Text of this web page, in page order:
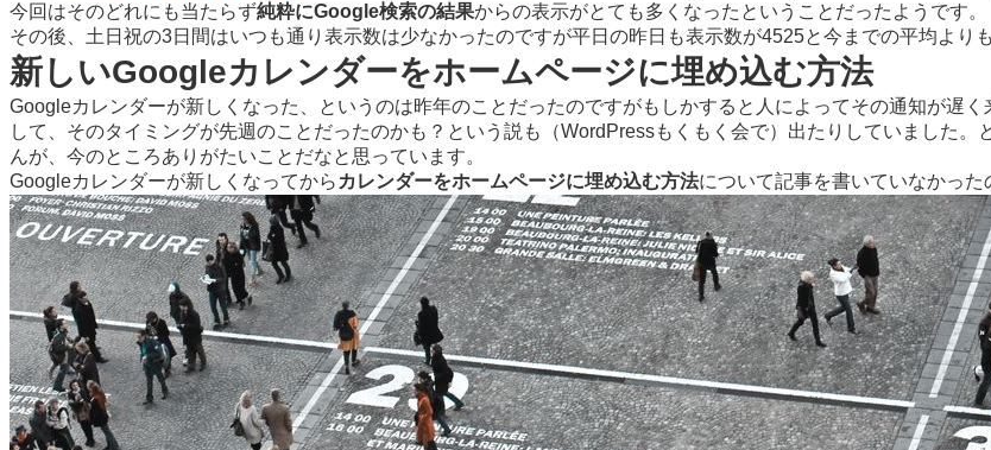
今回はそのどれにも当たらず純粋にGoogle検索の結果からの表示がとても多くなったということだったようです。
その後、土日祝の3日間はいつも通り表示数は少なかったのですが平日の昨日も表示数が4525と今までの平均より
新しいGoogleカレンダーをホームページに埋め込む方法
Googleカレンダーが新しくなった、というのは昨年のことだったのですがもしかすると人によってその通知が遅
して、そのタイミングが先週のことだったのかも？という説も（WordPressもくもく会で）出たりしていました。
んが、今のところありがたいことだなと思っています。
Googleカレンダーが新しくなってから カレンダーをホームページに埋め込む方法について記事を書いていなかった